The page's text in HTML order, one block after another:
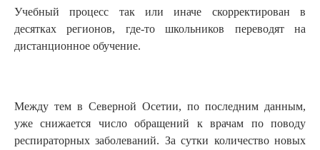
Учебный процесс так или иначе скорректирован в
десятках регионов, где-то школьников переводят на
дистанционное обучение.
Между тем в Северной Осетии, по последним данным,
уже снижается число обращений к врачам по поводу
респираторных заболеваний. За сутки количество новых